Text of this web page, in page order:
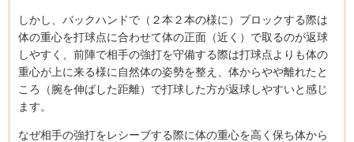
しかし、バックハンドで（２本２本の様に）ブロックする際は
体の重心を打球点に合わせて体の正面（近く）で取るのが返球
しやすく、前陣で相手の強打を守備する際は打球点よりも体の
重心が上に来る様に自然体の姿勢を整え、体からやや離れたと
ころ（腕を伸ばした距離）で打球した方が返球しやすいと感じ
ます。
なぜ相手の強打をレシーブする際に体の重心を高く保ち体から